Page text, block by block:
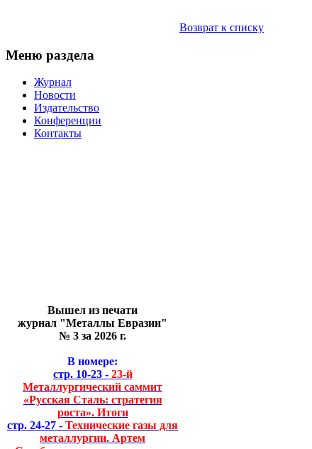
Возврат к списку
Меню раздела
Журнал
Новости
Издательство
Конференции
Контакты
Вышел из печати
журнал "Металлы Евразии"
№ 3 за 2026 г.
В номере:
стр. 10-23 -23-й
Металлургический саммит
«Русская Сталь: стратегия
роста». Итоги
стр. 24-27 - Технические газы для
металлургии. Артем